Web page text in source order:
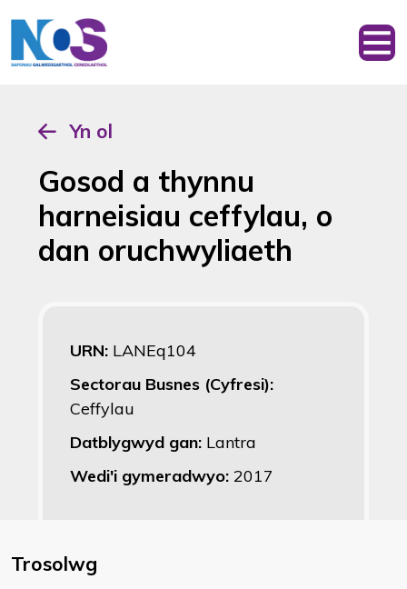
Yn ol
Gosod a thynnu
harneisiau ceffylau, o
dan oruchwyliaeth
URN: LANEq104
Sectorau Busnes (Cyfresi):
Ceffylau
Datblygwyd gan: Lantra
Wedi'i gymeradwyo: 2017
Trosolwg